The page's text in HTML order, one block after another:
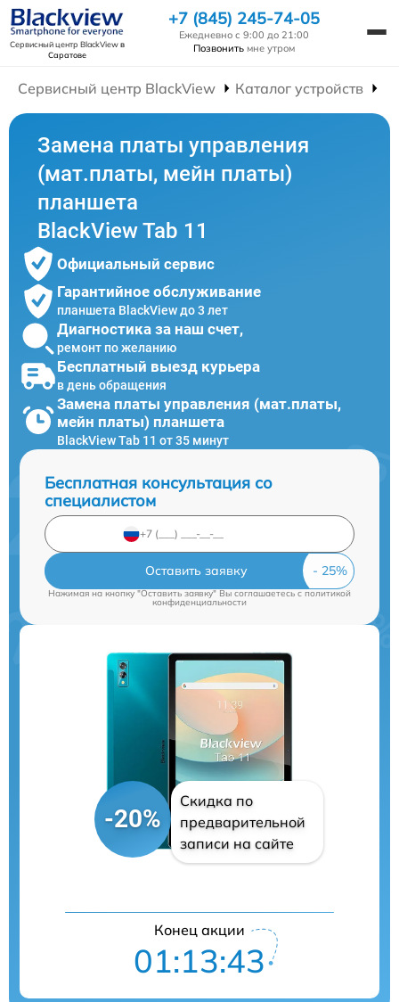
Сервисный центр BlackViewв
Саратове
+7 (845) 245-74-05
Ежедневно с 9:00 до 21:00
Позвонить мне утром
Сервисный центр BlackView Каталог устройств
Замена платы управления
(мат.платы, мейн платы)
планшета
BlackView Tab 11
Официальный сервис
Гарантийное обслуживание
планшета BlackView до 3 лет
Диагностика за наш счет,
ремонт по желанию
Бесплатный выезд курьера
в день обращения
Замена платы управления (мат.платы,
мейн платы) планшета
BlackView Tab 11 от 35 минут
Бесплатная консультация со
специалистом
Оставить заявку
Нажимая на кнопку "Оставить заявку" Вы соглашаетесь cполитикой
конфиденциальности
-20%
Скидка по
предварительной
записи на сайте
Конец акции
01:13:42